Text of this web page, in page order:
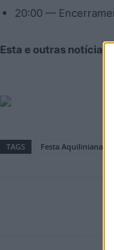
20:00 —
Esta e outras notícias
TAGS Festa Aquiliniana